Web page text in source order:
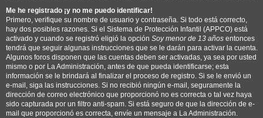
Me he registrado ¡y no me puedo identificar!
Primero, verifique su nombre de usuario y contraseña. Si todo está correcto,
hay dos posibles razones. Si el Sistema de Protección Infantil (APPCO) está
activado y cuando se registró eligió la opción Soy menor de 13 años entonces
tendrá que seguir algunas instrucciones que se le darán para activar la cuenta.
Algunos foros disponen que las cuentas deben ser activadas, ya sea por usted
mismo o por La Administración, antes de que pueda identificarse; esta
información se le brindará al finalizar el proceso de registro. Si se le envió un
e-mail, siga las instrucciones. Si no recibió ningún e-mail, seguramente la
dirección de correo electrónico que proporcionó no es correcta o tal vez haya
sido capturada por un filtro anti-spam. Si está seguro de que la dirección de e-
mail que proporcionó es correcta, envíe un mensaje a La Administración.